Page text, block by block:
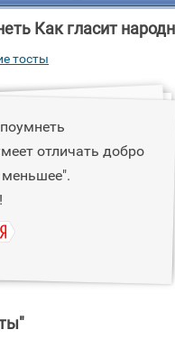
Как гласит
тосты
отличать добро
меньшее".